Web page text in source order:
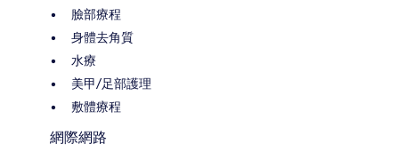
臉部療程
身體去角質
水療
美甲/足部護理
敷體療程
網際網路